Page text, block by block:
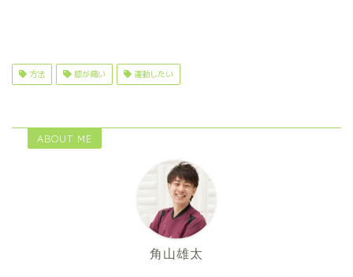
方法 膝が痛い 運動したい
ABOUT ME
角山雄太